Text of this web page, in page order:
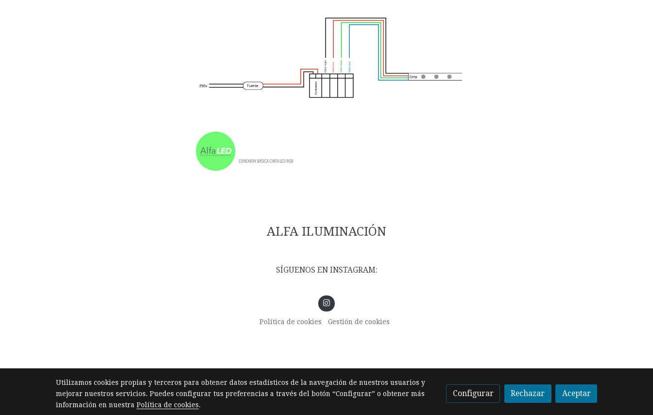
ALFA ILUMINACIÓN
SÍGUENOS EN INSTAGRAM:
Política de cookies Gestión de cookies
Utilizamos cookies propias y terceros para obtener datos estadísticos de la navegación de nuestros usuarios y
mejorar nuestros servicios. Puedes configurar tus preferencias a través del botón “Configurar” o obtener más
información en nuestra Política de cookies.
Configurar Rechazar Aceptar